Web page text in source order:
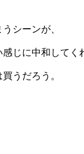
シーンが、
じに中和してく
うだろう。